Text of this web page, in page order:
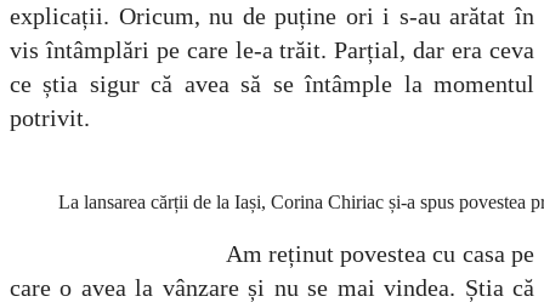
explicații. Oricum, nu de puține ori i s-au arătat în
vis întâmplări pe care le-a trăit. Parțial, dar era ceva
ce știa sigur că avea să se întâmple la momentul
potrivit.
La lansarea cărții de la Iași, Corina Chiriac și-a spus povestea
Am reținut povestea cu casa pe
care o avea la vânzare și nu se mai vindea. Știa că